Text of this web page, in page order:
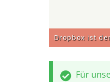
Dropbox ist
Für